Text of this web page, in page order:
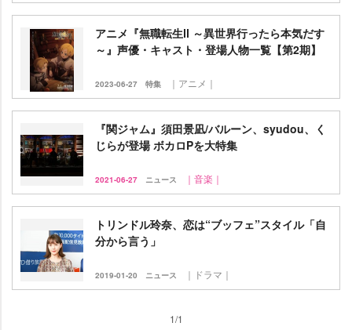
アニメ『無職転生Ⅱ ～異世界行ったら本気だす
～』声優・キャスト・登場人物一覧【第2期】
2023-06-27 特集 ｜アニメ｜
『関ジャム』須田景凪/バルーン、syudou、く
じらが登場 ボカロPを大特集
2021-06-27 ニュース ｜音楽｜
トリンドル玲奈、恋は“ブッフェ”スタイル「自
分から言う」
2019-01-20 ニュース ｜ドラマ｜
1/1